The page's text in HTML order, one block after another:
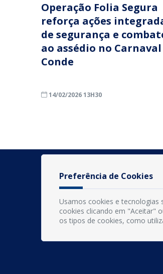
Operação Folia Segura
reforça ações
de segurança e
ao assédio no Carnaval
Conde
14/02/2026 13H30
Preferência de Cookies
Usamos cookies e tecnologias
cookies clicando em "Aceitar"
os tipos de cookies, como